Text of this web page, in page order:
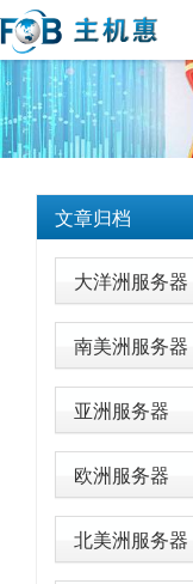
文章归档
大洋洲服务器
南美洲服务器
亚洲服务器
欧洲服务器
北美洲服务器